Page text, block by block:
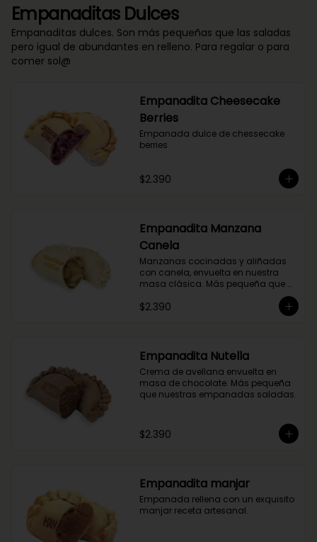
Empanaditas Dulces
Empanaditas dulces. Son más pequeñas que las saladas
pero igual de abundantes en relleno. Para regalar o para
comer sol@
Empanadita Cheesecake
Berries
Empanada dulce de chessecake
berries
$2.390
Empanadita Manzana
Canela
Manzanas cocinadas y aliñadas
con canela, envuelta en nuestra
masa clásica. Más pequeña que
$2.390
Empanadita Nutella
Crema de avellana envuelta en
masa de chocolate. Más pequeña
que nuestras empanadas saladas.
$2.390
Empanadita manjar
Empanada rellena con un exquisito
manjar receta artesanal.